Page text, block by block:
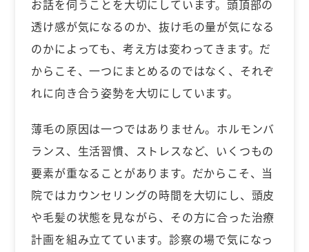
お話を伺うことを大切にしています。頭頂部の
透け感が気になるのか、抜け毛の量が気になる
のかによっても、考え方は変わってきます。だ
からこそ、一つにまとめるのではなく、それぞ
れに向き合う姿勢を大切にしています。
薄毛の原因は一つではありません。ホルモンバ
ランス、生活習慣、ストレスなど、いくつもの
要素が重なることがあります。だからこそ、当
院ではカウンセリングの時間を大切にし、頭皮
や毛髪の状態を見ながら、その方に合った治療
計画を組み立てています。診察の場で気になっ